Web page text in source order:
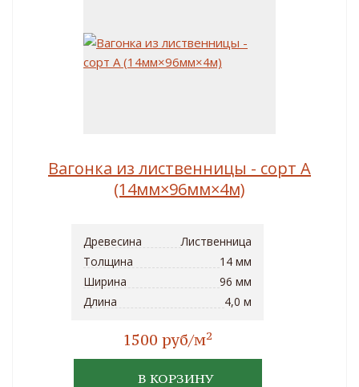
Вагонка из лиственницы - сорт A
(14мм×96мм×4м)
Древесина
Лиственница
Толщина
14 мм
Ширина
96 мм
Длина
4,0 м
1500 руб/м2
В КОРЗИНУ